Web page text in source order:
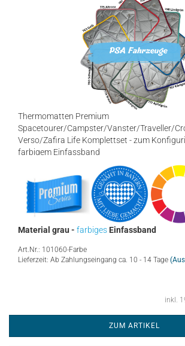
Thermomatten Premium
Spacetourer/Campster/Vanster/Traveller/
Verso/Zafira Life Komplettset - zum
farbigem Einfassband
Material grau - farbiges Einfassband
Art.Nr.: 101060-Farbe
Lieferzeit: Ab Zahlungseingang ca. 10 - 14 Tage
inkl.
ZUM ARTIKEL